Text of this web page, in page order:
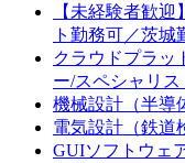
【未経験者歓
ト勤務可／茨城
クラウドプラッ
ー/スペシャリス
機械設計（半導
電気設計（鉄道
GUIソフトウェ